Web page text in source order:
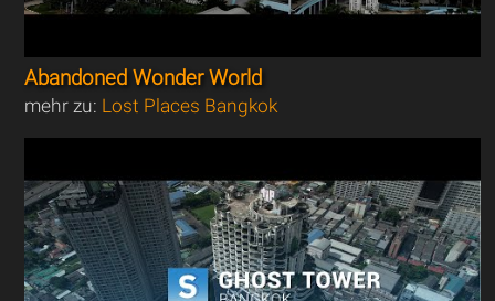
Abandoned Wonder World
mehr zu: Lost Places Bangkok